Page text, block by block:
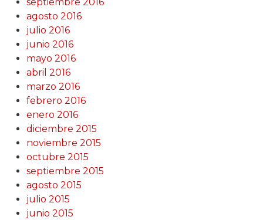
septiembre 2016
agosto 2016
julio 2016
junio 2016
mayo 2016
abril 2016
marzo 2016
febrero 2016
enero 2016
diciembre 2015
noviembre 2015
octubre 2015
septiembre 2015
agosto 2015
julio 2015
junio 2015